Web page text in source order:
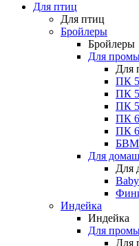
Для птиц
Для птиц
Бройлеры
Бройлеры
Для
Для
ПК
ПК
ПК
ПК
ПК
Для
Для
Индейка
Индейка
Для
Для